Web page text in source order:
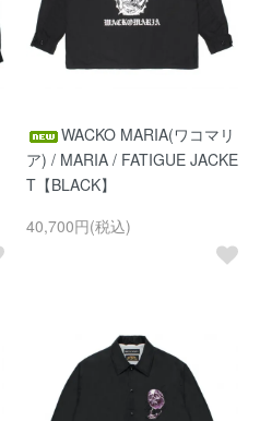
WACKO MARIA(ワコマリ
ア) / MARIA / FATIGUE JACKE
T【BLACK】
40,700円(税込)